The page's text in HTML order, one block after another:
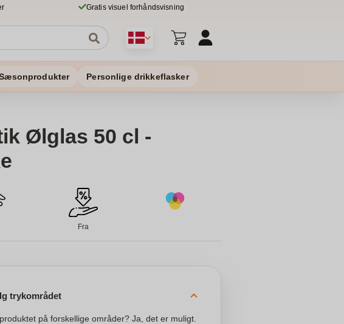
Gratis visuel forhåndsvisning
Personlige drikkeflasker
Ølglas 50 cl -
Fra
trykområdet
på forskellige områder? Ja, det er muligt.